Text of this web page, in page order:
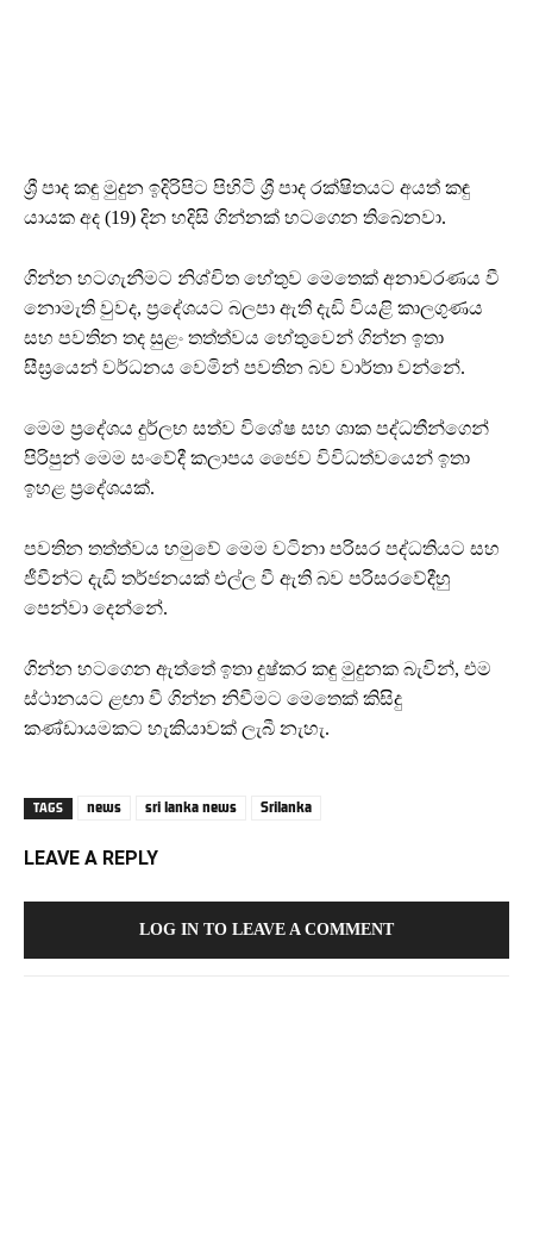
ශ්‍රී පාද කඳු මුදුන ඉදිරිපිට පිහිටි ශ්‍රී පාද රක්ෂිතයට අයත් කඳු
යායක අද (19) දින හදිසි ගින්නක් හටගෙන තිබෙනවා.
ගින්න හටගැනීමට නිශ්චිත හේතුව මෙතෙක් අනාවරණය වී
නොමැති වුවද, ප්‍රදේශයට බලපා ඇති දැඩි වියළි කාලගුණය
සහ පවතින තද සුළං තත්ත්වය හේතුවෙන් ගින්න ඉතා
සීඝ්‍රයෙන් වර්ධනය වෙමින් පවතින බව වාර්තා වන්නේ.
​මෙම ප්‍රදේශය දුර්ලභ සත්ව විශේෂ සහ ශාක පද්ධතීන්ගෙන්
පිරිපුන් මෙම සංවේදී කලාපය ජෛව විවිධත්වයෙන් ඉතා
ඉහළ ප්‍රදේශයක්.
පවතින තත්ත්වය හමුවේ මෙම වටිනා පරිසර පද්ධතියට සහ
ජීවීන්ට දැඩි තර්ජනයක් එල්ල වී ඇති බව පරිසරවේදීහු
පෙන්වා දෙන්නේ.
​ගින්න හටගෙන ඇත්තේ ඉතා දුෂ්කර කඳු මුදුනක බැවින්, එම
ස්ථානයට ළඟා වී ගින්න නිවීමට මෙතෙක් කිසිදු
කණ්ඩායමකට හැකියාවක් ලැබී නැහැ.
TAGS news sri lanka news Srilanka
LEAVE A REPLY
LOG IN TO LEAVE A COMMENT